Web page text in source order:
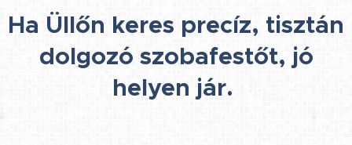
Ha Üllőn keres precíz, tisztán
dolgozó szobafestőt, jó
helyen jár.